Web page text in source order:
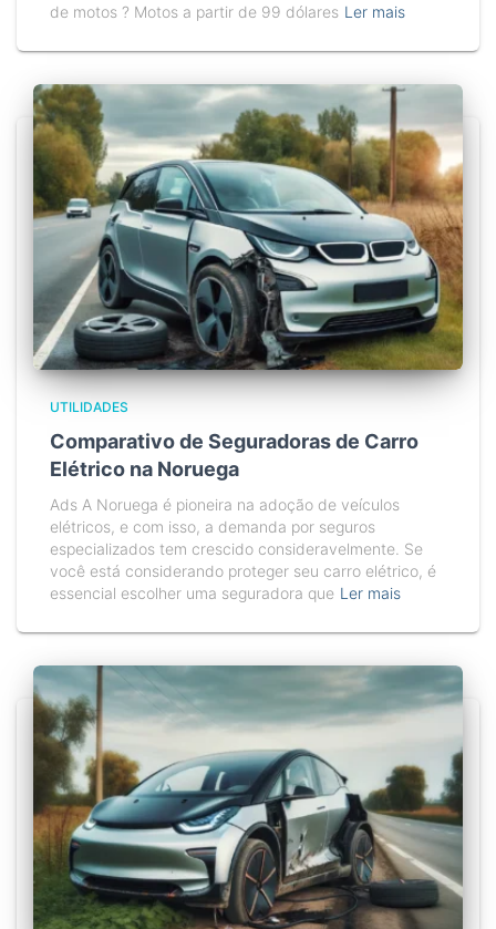
de motos ? Motos a partir de 99 dólares Ler mais
UTILIDADES
Comparativo de Seguradoras de Carro
Elétrico na Noruega
Ads A Noruega é pioneira na adoção de veículos
elétricos, e com isso, a demanda por seguros
especializados tem crescido consideravelmente. Se
você está considerando proteger seu carro elétrico, é
essencial escolher uma seguradora que Ler mais